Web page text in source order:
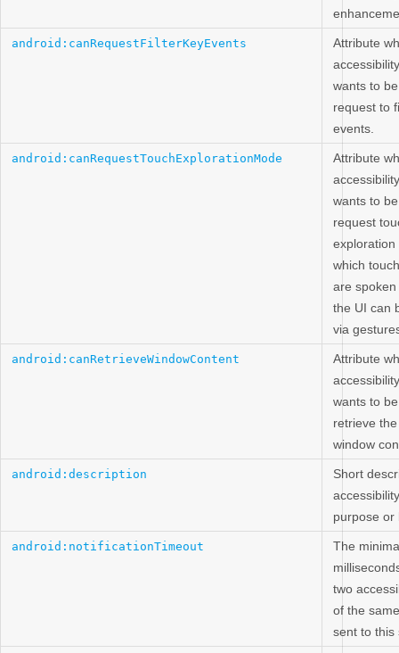
android:canRequestFilterKeyEvents
Attribute
wants to
request to
events.
android:canRequestTouchExplorationMode
Attribute
wants to
request
exploration
which
are
the UI can
via
android:canRetrieveWindowContent
Attribute
wants to
retrieve
window
android:description
Short
purpose
android:notificationTimeout
The
two
of the
sent to